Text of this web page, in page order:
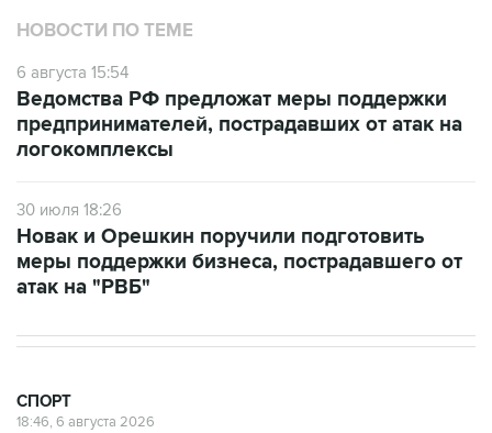
НОВОСТИ ПО ТЕМЕ
6 августа 15:54
Ведомства РФ предложат меры поддержки
предпринимателей, пострадавших от атак на
логокомплексы
30 июля 18:26
Новак и Орешкин поручили подготовить
меры поддержки бизнеса, пострадавшего от
атак на "РВБ"
СПОРТ
18:46, 6 августа 2026